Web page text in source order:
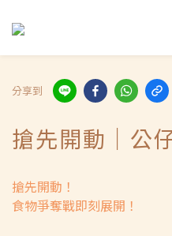
分享到
搶先開動｜公
搶先開動！
食物爭奪戰即刻展開！